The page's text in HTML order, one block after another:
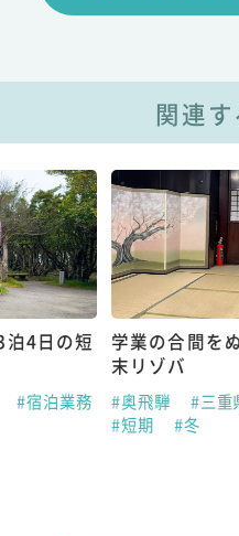
関連
4日の短
#宿泊業務
学業の合間を
末リゾバ
#奥飛騨 #三重
#短期
#冬